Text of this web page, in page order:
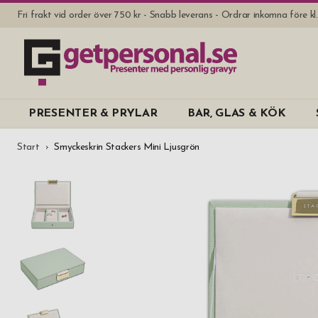
Fri frakt vid order över 750 kr - Snabb leverans - Ordrar inkomna före
PRESENTER & PRYLAR BAR, GLAS & KÖK
Start Smyckeskrin Stackers Mini Ljusgrön